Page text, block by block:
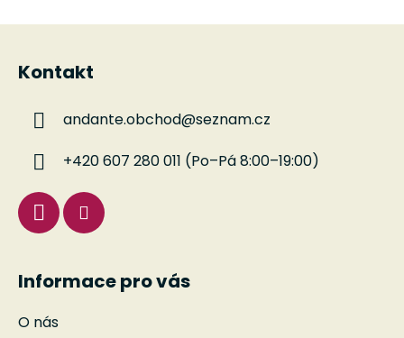
Kontakt
andante.obchod@seznam.cz
+420 607 280 011 (Po–Pá 8:00–19:00)
Informace pro vás
O nás